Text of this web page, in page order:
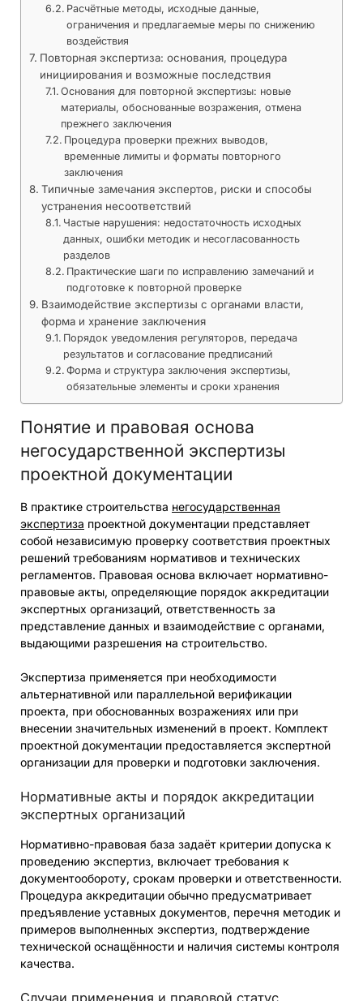
Расчётные методы, исходные данные,
ограничения и предлагаемые меры по снижению
воздействия
Повторная экспертиза: основания, процедура
инициирования и возможные последствия
Основания для повторной экспертизы: новые
материалы, обоснованные возражения, отмена
прежнего заключения
Процедура проверки прежних выводов,
временные лимиты и форматы повторного
заключения
Типичные замечания экспертов, риски и способы
устранения несоответствий
Частые нарушения: недостаточность исходных
данных, ошибки методик и несогласованность
разделов
Практические шаги по исправлению замечаний и
подготовке к повторной проверке
Взаимодействие экспертизы с органами власти,
форма и хранение заключения
Порядок уведомления регуляторов, передача
результатов и согласование предписаний
Форма и структура заключения экспертизы,
обязательные элементы и сроки хранения
Понятие и правовая основа
негосударственной экспертизы
проектной документации
В практике строительства негосударственная
экспертиза проектной документации представляет
собой независимую проверку соответствия проектных
решений требованиям нормативов и технических
регламентов. Правовая основа включает нормативно-
правовые акты, определяющие порядок аккредитации
экспертных организаций, ответственность за
представление данных и взаимодействие с органами,
выдающими разрешения на строительство.
Экспертиза применяется при необходимости
альтернативной или параллельной верификации
проекта, при обоснованных возражениях или при
внесении значительных изменений в проект. Комплект
проектной документации предоставляется экспертной
организации для проверки и подготовки заключения.
Нормативные акты и порядок аккредитации
экспертных организаций
Нормативно-правовая база задаёт критерии допуска к
проведению экспертиз, включает требования к
документообороту, срокам проверки и ответственности.
Процедура аккредитации обычно предусматривает
предъявление уставных документов, перечня методик и
примеров выполненных экспертиз, подтверждение
технической оснащённости и наличия системы контроля
качества.